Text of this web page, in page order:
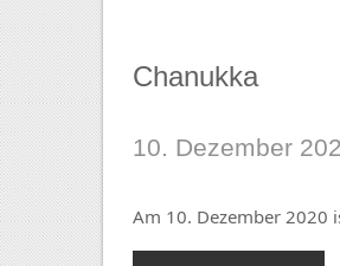
Chanukka
10. Dezember
Am 10. Dezember 2020